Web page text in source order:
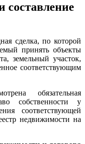
составление
сделка, по которой
принять объекты
земельный участок,
соответствующим
обязательная
собственности у
соответствующей
недвижимости на